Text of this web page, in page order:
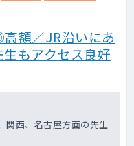
額／JR沿いにあ
もアクセス良好
関西、名古屋方面の先生